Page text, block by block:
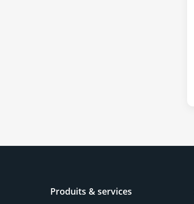
Produits & services